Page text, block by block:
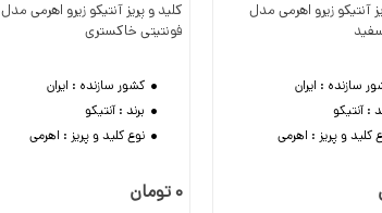
داشتن
آنتیکو زیرو اهرمی مدل
سازنده : ایران
: آنتیکو
کلید و پریز : اهرمی
دوست داشتن
کلید و پریز آنتیکو زیرو اهرمی مدل
فونتیتی خاکستری
کشور سازنده : ایران
برند : آنتیکو
نوع کلید و پریز : اهرمی
0 تومان